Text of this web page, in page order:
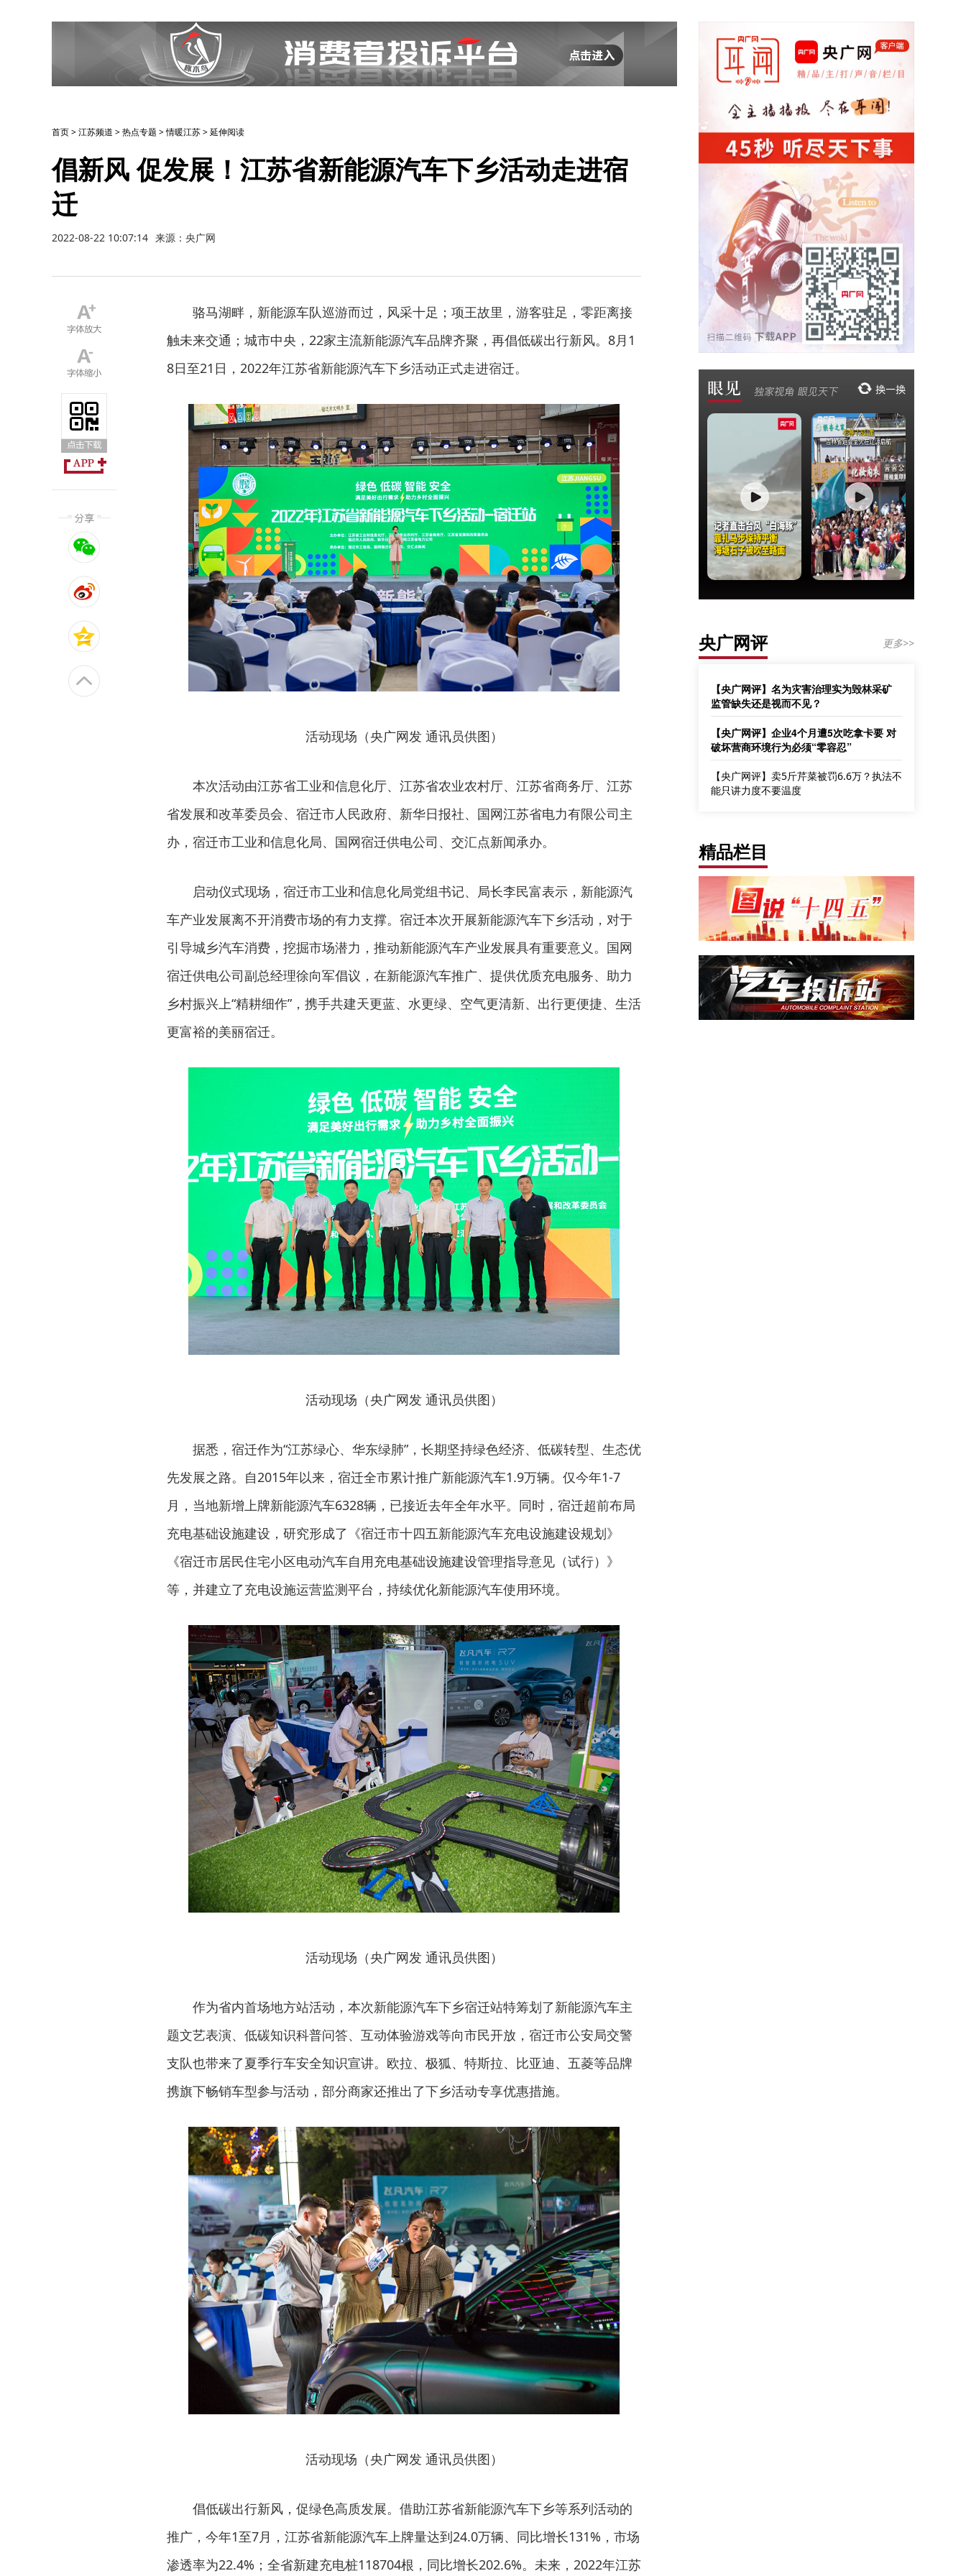
首页>江苏频道 >热点专题 >情暖江苏>延伸阅读
倡新风 促发展！江苏省新能源汽车下乡活动走进宿
迁
2022-08-22 10:07:14 来源：央广网
骆马湖畔，新能源车队巡游而过，风采十足；项王故里，游客驻足，零距离接
触未来交通；城市中央，22家主流新能源汽车品牌齐聚，再倡低碳出行新风。8月1
8日至21日，2022年江苏省新能源汽车下乡活动正式走进宿迁。
活动现场（央广网发 通讯员供图）
本次活动由江苏省工业和信息化厅、江苏省农业农村厅、江苏省商务厅、江苏
省发展和改革委员会、宿迁市人民政府、新华日报社、国网江苏省电力有限公司主
办，宿迁市工业和信息化局、国网宿迁供电公司、交汇点新闻承办。
启动仪式现场，宿迁市工业和信息化局党组书记、局长李民富表示，新能源汽
车产业发展离不开消费市场的有力支撑。宿迁本次开展新能源汽车下乡活动，对于
引导城乡汽车消费，挖掘市场潜力，推动新能源汽车产业发展具有重要意义。国网
宿迁供电公司副总经理徐向军倡议，在新能源汽车推广、提供优质充电服务、助力
乡村振兴上“精耕细作”，携手共建天更蓝、水更绿、空气更清新、出行更便捷、生活
更富裕的美丽宿迁。
活动现场（央广网发 通讯员供图）
据悉，宿迁作为“江苏绿心、华东绿肺”，长期坚持绿色经济、低碳转型、生态优
先发展之路。自2015年以来，宿迁全市累计推广新能源汽车1.9万辆。仅今年1-7
月，当地新增上牌新能源汽车6328辆，已接近去年全年水平。同时，宿迁超前布局
充电基础设施建设，研究形成了《宿迁市十四五新能源汽车充电设施建设规划》
《宿迁市居民住宅小区电动汽车自用充电基础设施建设管理指导意见（试行）》
等，并建立了充电设施运营监测平台，持续优化新能源汽车使用环境。
活动现场（央广网发 通讯员供图）
作为省内首场地方站活动，本次新能源汽车下乡宿迁站特筹划了新能源汽车主
题文艺表演、低碳知识科普问答、互动体验游戏等向市民开放，宿迁市公安局交警
支队也带来了夏季行车安全知识宣讲。欧拉、极狐、特斯拉、比亚迪、五菱等品牌
携旗下畅销车型参与活动，部分商家还推出了下乡活动专享优惠措施。
活动现场（央广网发 通讯员供图）
倡低碳出行新风，促绿色高质发展。借助江苏省新能源汽车下乡等系列活动的
推广，今年1至7月，江苏省新能源汽车上牌量达到24.0万辆、同比增长131%，市场
渗透率为22.4%；全省新建充电桩118704根，同比增长202.6%。未来，2022年江苏
央广网评 更多>>
【央广网评】名为灾害治理实为毁林采矿
监管缺失还是视而不见？
【央广网评】企业4个月遭5次吃拿卡要 对
破坏营商环境行为必须“零容忍”
【央广网评】卖5斤芹菜被罚6.6万？执法不
能只讲力度不要温度
精品栏目